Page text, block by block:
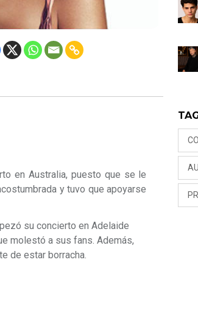
en Australia, puesto que se le
y tuvo que apoyarse
su concierto en Adelaide
molestó a sus fans. Además,
de estar borracha.